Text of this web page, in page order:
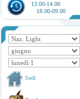
13.00-14.00
18.00-09.00
Sedi